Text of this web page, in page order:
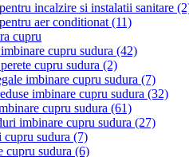
incalzire si instalatii sanitare
aer conditionat (11)
cupru
cupru sudura (42)
cupru sudura (2)
imbinare cupru sudura (7)
imbinare cupru sudura (32)
cupru sudura (61)
imbinare cupru sudura (27)
sudura (7)
cupru sudura (6)